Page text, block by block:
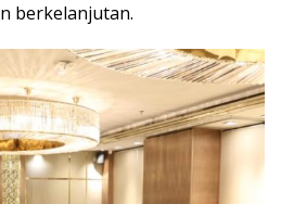
berkelanjutan.